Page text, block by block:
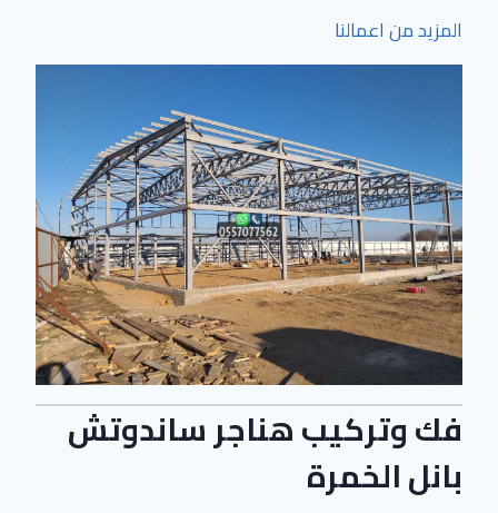
المزيد من اعمالنا
فك وتركيب هناجر ساندوتش
بانل الخمرة